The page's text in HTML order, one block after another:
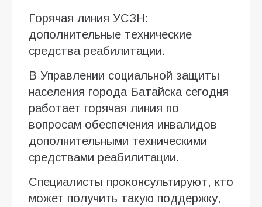
Горячая линия УСЗН:
дополнительные технические
средства реабилитации.
В Управлении социальной защиты
населения города Батайска сегодня
работает горячая линия по
вопросам обеспечения инвалидов
дополнительными техническими
средствами реабилитации.
Специалисты проконсультируют, кто
может получить такую поддержку,